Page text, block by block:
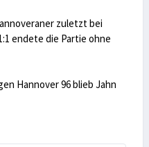
zuletzt bei
endete die Partie ohne
Hannover 96 blieb Jahn